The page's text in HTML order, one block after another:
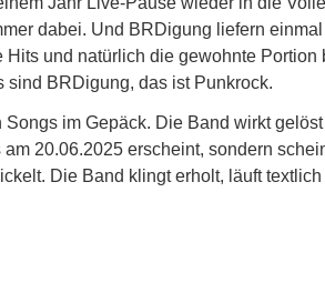
dabei. Und BRDigung liefern
und natürlich die gewohnte
BRDigung, das ist Punkrock.
im Gepäck. Die Band wirkt
20.06.2025 erscheint, sondern
Die Band klingt erholt, läuft